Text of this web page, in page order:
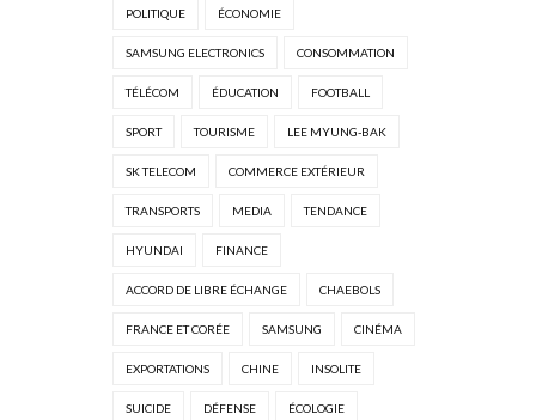
POLITIQUE ÉCONOMIE
SAMSUNG ELECTRONICS CONSOMMATION
TÉLÉCOM ÉDUCATION FOOTBALL
SPORT TOURISME LEE MYUNG-BAK
SK TELECOM COMMERCE EXTÉRIEUR
TRANSPORTS MEDIA TENDANCE
HYUNDAI FINANCE
ACCORD DE LIBRE ÉCHANGE CHAEBOLS
FRANCE ET CORÉE SAMSUNG CINÉMA
EXPORTATIONS CHINE INSOLITE
SUICIDE DÉFENSE ÉCOLOGIE